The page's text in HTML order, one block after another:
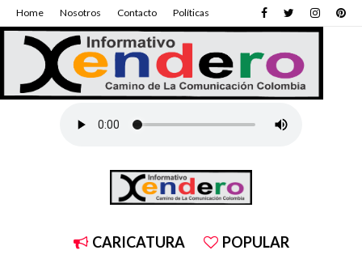
Home Nosotros Contacto Políticas
CARICATURA POPULAR